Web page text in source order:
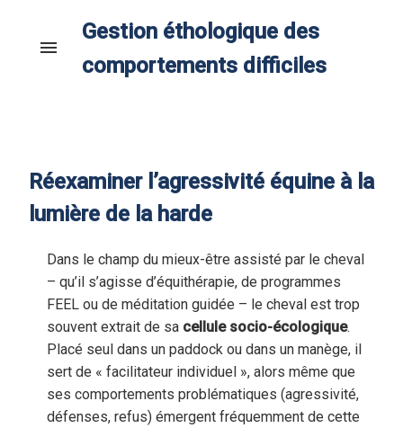
menu
Gestion éthologique des
comportements difficiles
Réexaminer l’agressivité équine à la
lumière de la harde
Dans le champ du mieux-être assisté par le cheval
– qu’il s’agisse d’équithérapie, de programmes
FEEL ou de méditation guidée – le cheval est trop
souvent extrait de sa cellule socio-écologique.
Placé seul dans un paddock ou dans un manège, il
sert de « facilitateur individuel », alors même que
ses comportements problématiques (agressivité,
défenses, refus) émergent fréquemment de cette